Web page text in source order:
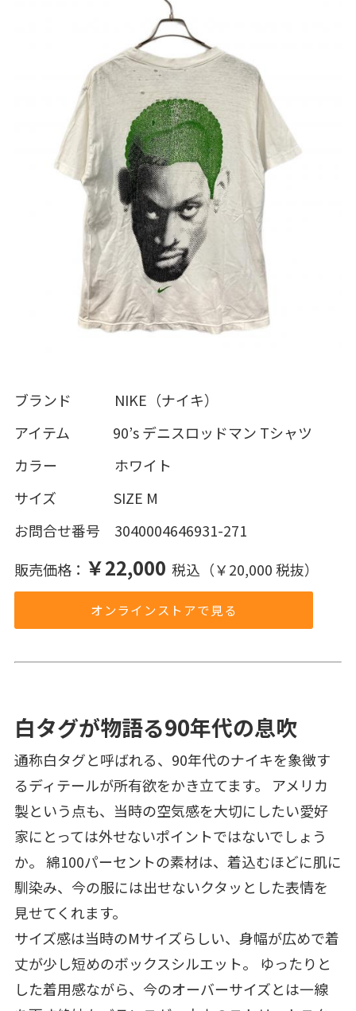
ブランド NIKE（ナイキ）
アイテム 90’s デニスロッドマン Tシャツ
カラー ホワイト
サイズ SIZE M
お問合せ番号 3040004646931-271
販売価格： ￥22,000 税込（￥20,000 税抜）
オンラインストアで見る
白タグが物語る90年代の息吹
通称白タグと呼ばれる、90年代のナイキを象徴す
るディテールが所有欲をかき立てます。 アメリカ
製という点も、当時の空気感を大切にしたい愛好
家にとっては外せないポイントではないでしょう
か。 綿100パーセントの素材は、着込むほどに肌に
馴染み、今の服には出せないクタッとした表情を
見せてくれます。
サイズ感は当時のMサイズらしい、身幅が広めで着
丈が少し短めのボックスシルエット。 ゆったりと
した着用感ながら、今のオーバーサイズとは一線